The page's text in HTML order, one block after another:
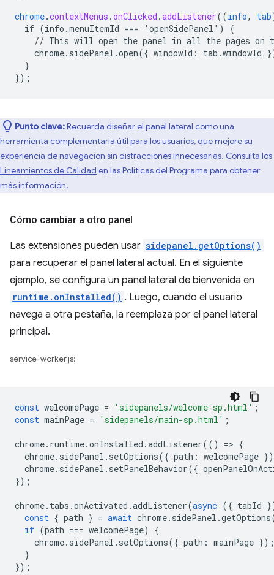
chrome.contextMenus .onClicked .addListener((info, tab
if (info.menuItemId === 'openSidePanel')
{
// This will open the panel in all the pages on
chrome.sidePanel.open({ windowId : tab .windowId }
}
});
Punto clave:Recuerda diseñar el panel lateral como una
herramienta complementaria útil para los usuarios, que mejore su
experiencia de navegación sin distracciones innecesarias. Consulta los
Lineamientos de Calidad en las Políticas del Programa para obtener
más información.
Cómo cambiar a otro panel
Las extensiones pueden usar sidepanel.getOptions()
para recuperar el panel lateral actual. En el siguiente
ejemplo, se configura un panel lateral de bienvenida en
runtime.onInstalled() . Luego, cuando el usuario
navega a otra pestaña, la reemplaza por el panel lateral
principal.
service-worker.js:
const welcomePage = 'sidepanels/welcome-sp.html' ;
const mainPage = 'sidepanels/main-sp.html' ;
chrome. runtime.onInstalled .addListener(() => {
chrome. sidePanel . setOptions({ path : welcomePage
chrome. sidePanel . setPanelBehavior({
});
chrome. tabs .onActivated .addListener(async ({ tabId
const { path } = await chrome. sidePanel .getOptions
if (path === welcomePage)
{
chrome. sidePanel . setOptions({ path : mainPage });
}
});